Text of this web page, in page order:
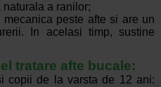
a ranilor;
peste afte si are un
In acelasi timp, sustine
tratare afte bucale:
copii de la varsta de 12 ani: